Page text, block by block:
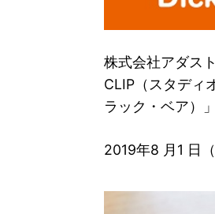
株式会社アダス
CLIP（スタディ
ラック・ベア）
2019年8 月1 日